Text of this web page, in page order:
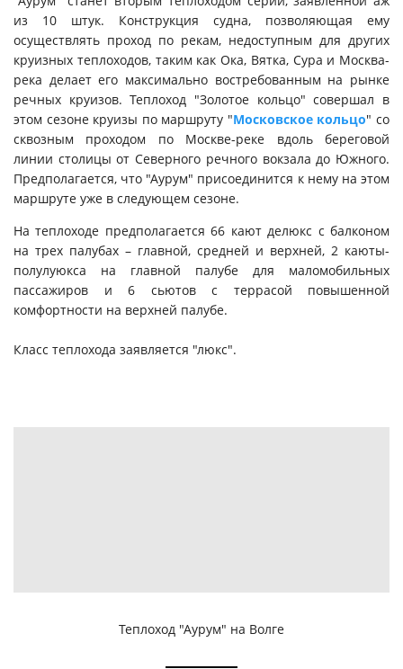
из 10 штук. Конструкция судна, позволяющая ему
осуществлять проход по рекам, недоступным для других
круизных теплоходов, таким как Ока, Вятка, Сура и Москва-
река делает его максимально востребованным на рынке
речных круизов. Теплоход "Золотое кольцо" совершал в
этом сезоне круизы по маршруту "Московское кольцо" со
сквозным проходом по Москве-реке вдоль береговой
линии столицы от Северного речного вокзала до Южного.
Предполагается, что "Аурум" присоединится к нему на этом
маршруте уже в следующем сезоне.
На теплоходе предполагается 66 кают делюкс с балконом
на трех палубах – главной, средней и верхней, 2 каюты-
полулуюкса на главной палубе для маломобильных
пассажиров и 6 сьютов с террасой повышенной
комфортности на верхней палубе.
Класс теплохода заявляется "люкс".
Теплоход "Аурум" на Волге